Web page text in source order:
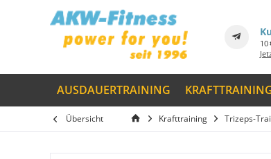
10
AUSDAUERTRAINING
Übersicht Krafttraining Trizeps-